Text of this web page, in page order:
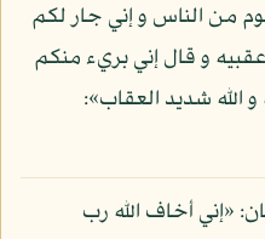
من الناس و إني جار لكم
و قال إني بريء منكم
و الله شديد العقاب»:
«إني أخاف الله رب